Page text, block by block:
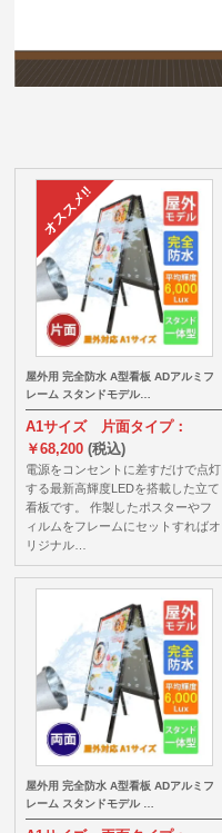
屋外用 完全防水 A型看板 ADアルミフ
レーム スタンドモデル…
A1サイズ 片面タイプ：
￥68,200(税込)
電源をコンセントに差すだけで点灯
する最新高輝度LEDを搭載した立て
看板です。 作製したポスターやフ
ィルムをフレームにセットすればオ
リジナル…
屋外用 完全防水 A型看板 ADアルミフ
レーム スタンドモデル …